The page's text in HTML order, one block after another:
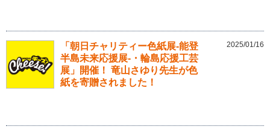
「朝日チャリティー色紙展-能登
半島未来応援展-・輪島応援工芸
展」開催！ 竜山さゆり先生が色
紙を寄贈されました！
2025/01/16